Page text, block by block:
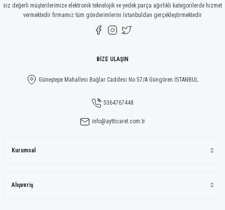
siz değerli müşterilerimize elektronik teknelojik ve yedek parça ağırlıklı kategorilerde hizmet
vermektedir firmamız tüm gönderimlerini İstanbuldan gerçekleştirmektedir
BİZE ULAŞIN
Güneştepe Mahallesi Bağlar Caddesi No 57/A Güngören İSTANBUL
5364767448
info@aytticaret.com.tr
Kurumsal
Alışveriş